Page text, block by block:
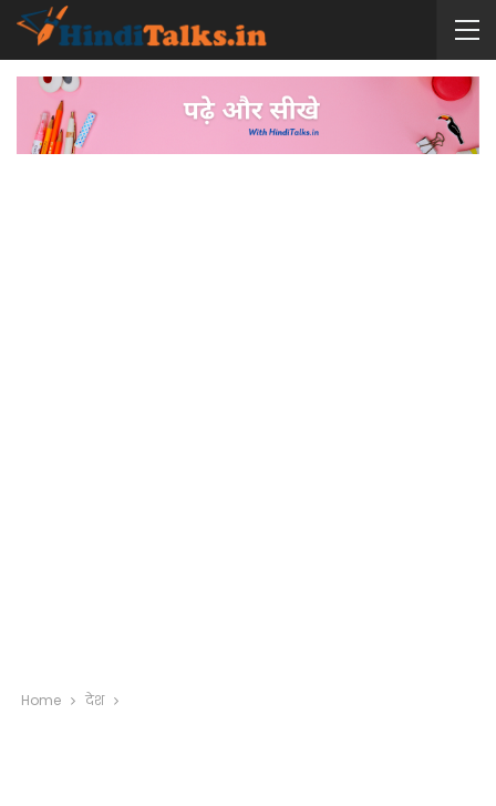
Home देश